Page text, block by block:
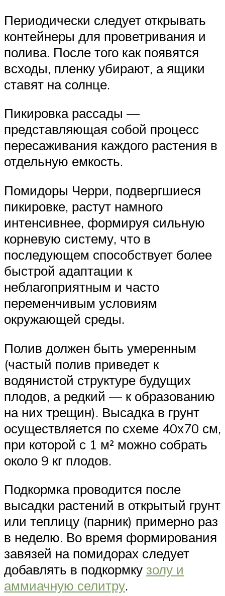
Периодически следует открывать
контейнеры для проветривания и
полива. После того как появятся
всходы, пленку убирают, а ящики
ставят на солнце.
Пикировка рассады —
представляющая собой процесс
пересаживания каждого растения в
отдельную емкость.
Помидоры Черри, подвергшиеся
пикировке, растут намного
интенсивнее, формируя сильную
корневую систему, что в
последующем способствует более
быстрой адаптации к
неблагоприятным и часто
переменчивым условиям
окружающей среды.
Полив должен быть умеренным
(частый полив приведет к
водянистой структуре будущих
плодов, а редкий — к образованию
на них трещин). Высадка в грунт
осуществляется по схеме 40х70 см,
при которой с 1 м² можно собрать
около 9 кг плодов.
Подкормка проводится после
высадки растений в открытый грунт
или теплицу (парник) примерно раз
в неделю. Во время формирования
завязей на помидорах следует
добавлять в подкормку золу и
аммиачную селитру.